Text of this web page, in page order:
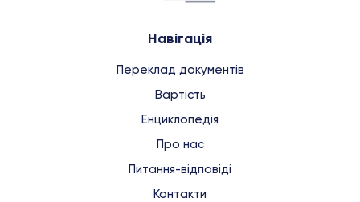
Навігація
Переклад документів
Вартість
Енциклопедія
Про нас
Питання-відповіді
Контакти